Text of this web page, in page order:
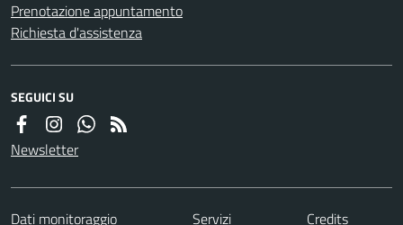
Prenotazione appuntamento
Richiesta d'assistenza
SEGUICI SU
Newsletter
Dati monitoraggio Servizi Credits